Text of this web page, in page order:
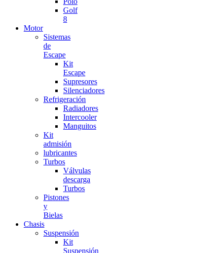
Golf
8
Motor
Sistemas
de
Escape
Kit
Escape
Supresores
Silenciadores
Refrigeración
Radiadores
Intercooler
Manguitos
Kit
admisión
lubricantes
Turbos
Válvulas
descarga
Turbos
Pistones
y
Bielas
Chasis
Suspensión
Kit
Suspensión